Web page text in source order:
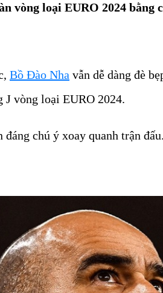
vòng loại EURO 2024
Bồ Đào Nha vẫn dễ dàng đè
vòng loại EURO 2024.
chú ý xoay quanh trận đấu.